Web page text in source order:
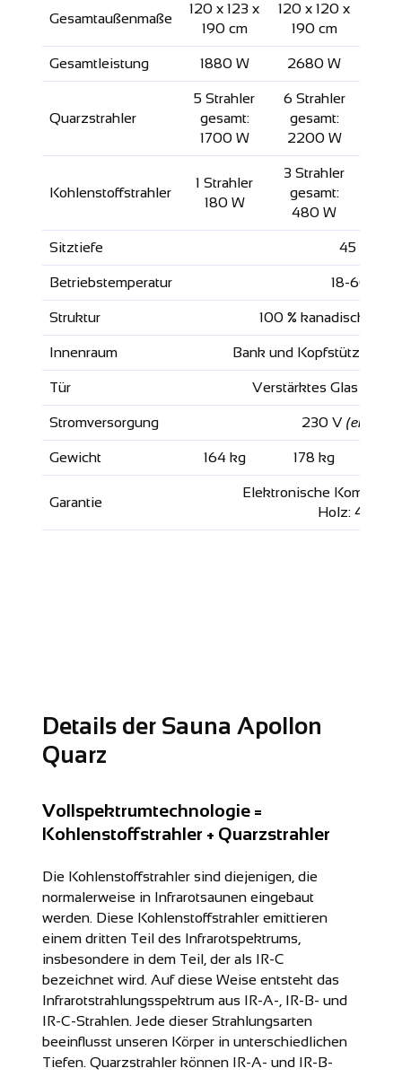
Gesamtaußenmaße
120 x 123 x
190 cm
120 x 120 x
190 cm
Gesamtleistung 1880 W 2680 W
Quarzstrahler
5 Strahler
gesamt:
1700 W
6 Strahler
gesamt:
2200 W
Kohlenstoffstrahler
1 Strahler
180 W
3 Strahler
gesamt:
480 W
Sitztiefe 45 cm
Betriebstemperatur 18-60 °C
Struktur 100 % kanadisches
Innenraum Bank und Kopfstützen
Tür Verstärktes Glas mit 8
Stromversorgung 230 V
Gewicht 164 kg 178 kg
Garantie
Elektronische
Holz: 4 Jahre
Details der Sauna Apollon
Quarz
Vollspektrumtechnologie =
Kohlenstoffstrahler + Quarzstrahler
Die Kohlenstoffstrahler sind diejenigen, die
normalerweise in Infrarotsaunen eingebaut
werden. Diese Kohlenstoffstrahler emittieren
einem dritten Teil des Infrarotspektrums,
insbesondere in dem Teil, der als IR-C
bezeichnet wird. Auf diese Weise entsteht das
Infrarotstrahlungsspektrum aus IR-A-, IR-B- und
IR-C-Strahlen. Jede dieser Strahlungsarten
beeinflusst unseren Körper in unterschiedlichen
Tiefen. Quarzstrahler können IR-A- und IR-B-